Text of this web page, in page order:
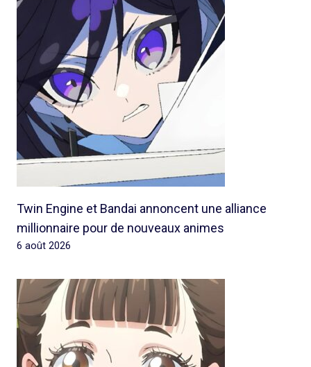
Twin Engine et Bandai annoncent une alliance
millionnaire pour de nouveaux animes
6 août 2026